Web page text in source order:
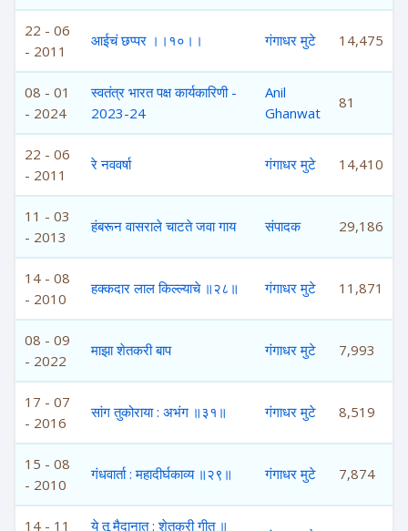
22 - 06
- 2011
आईचं छप्पर ।।१०।। गंगाधर मुटे 14,475
08 - 01
- 2024
स्वतंत्र भारत पक्ष कार्यकारिणी -
2023-24
Anil
Ghanwat
81
22 - 06
- 2011
रे नववर्षा गंगाधर मुटे 14,410
11 - 03
- 2013
हंबरून वासराले चाटते जवा गाय संपादक 29,186
14 - 08
- 2010
हक्कदार लाल किल्ल्याचे ॥२८॥ गंगाधर मुटे 11,871
08 - 09
- 2022
माझा शेतकरी बाप गंगाधर मुटे 7,993
17 - 07
- 2016
सांग तुकोराया : अभंग ॥३१॥ गंगाधर मुटे 8,519
15 - 08
- 2010
गंधवार्ता : महादीर्घकाव्य ॥२९॥ गंगाधर मुटे 7,874
14 - 11
ये तू मैदानात : शेतकरी गीत ॥